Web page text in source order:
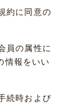
約に同意の
員の属性に
情報をいい
続時および